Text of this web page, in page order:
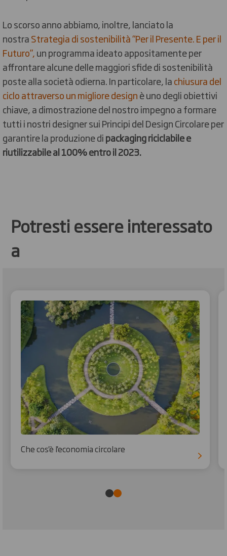
Lo scorso anno abbiamo, inoltre, lanciato la
nostraStrategia di sostenibilità “Per il Presente. E per il
Futuro”,un programma ideato appositamente per
affrontare alcune delle maggiori sfide di sostenibilità
poste alla società odierna. In particolare, lachiusura del
ciclo attraverso un migliore designè uno degli obiettivi
chiave, a dimostrazione del nostro impegno a formare
tutti i nostri designer sui Principi del Design Circolare per
garantire la produzione dipackaging riciclabile e
riutilizzabile al 100% entro il 2023.
Potresti essere interessato
a
Che cos'è l'economia circolare